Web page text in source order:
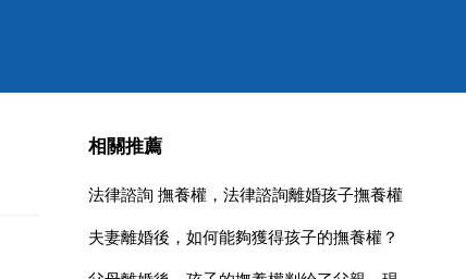
相關推薦
法律諮詢 撫養權，法律諮詢離婚孩子撫養權
夫妻離婚後，如何能夠獲得孩子的撫養權？